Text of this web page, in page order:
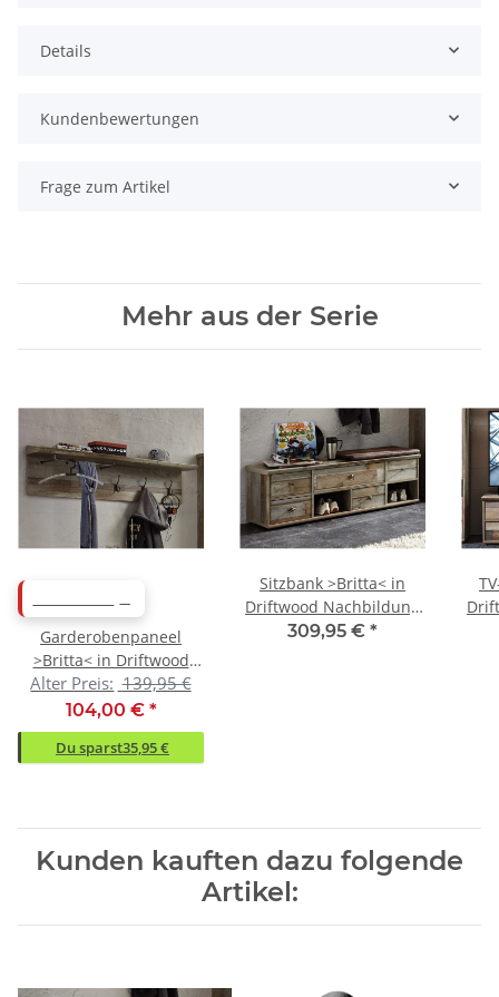
Details
Kundenbewertungen
Frage zum Artikel
Mehr aus der Serie
Garderobenpaneel
>Britta< in Driftwood
Nachbildung -
130x38x28cm (BxHxT)
Alter Preis: 139,95 €
104,00 € *
Du sparst35,95 €
Sitzbank >Britta< in
Driftwood Nachbildung
aus Kunststoff -
309,95 € *
Kunden kauften dazu folgende
Artikel: